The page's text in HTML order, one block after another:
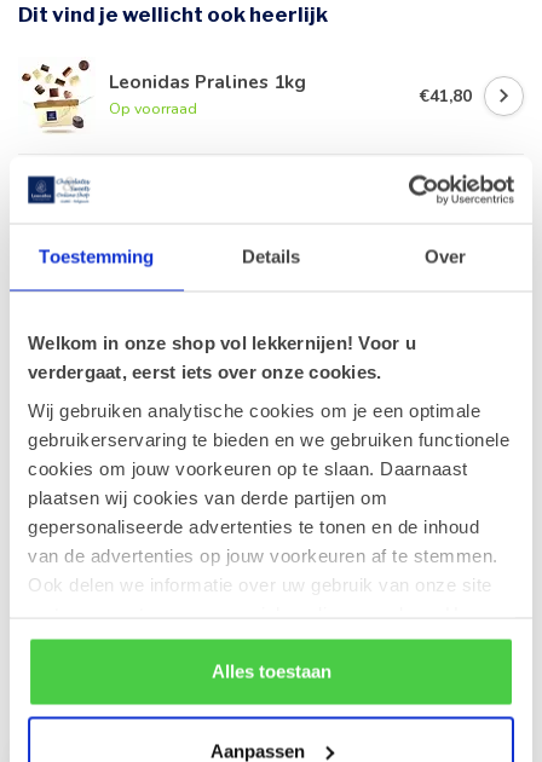
Toestemming Details Over
Welkom in onze shop vol lekkernijen! Voor u
verdergaat, eerst iets over onze cookies.
Wij gebruiken analytische cookies om je een optimale
gebruikerservaring te bieden en we gebruiken functionele
cookies om jouw voorkeuren op te slaan. Daarnaast
plaatsen wij cookies van derde partijen om
gepersonaliseerde advertenties te tonen en de inhoud
van de advertenties op jouw voorkeuren af te stemmen.
Ook delen we informatie over uw gebruik van onze site
rekening mee dat als je bepaalde cookies blokkeert, het
de correcte werking van de website kan verstoren.
Alles toestaan
Aanpassen
Dit vind je wellicht ook heerlijk
Leonidas Pralines 1kg
Op voorraad
€41,80
€41,90
Op voorraad
Leonidas 500g Pralines en fles
Rosé Wijn 75cl
Op voorraad
€39,90
Leonidas Fluweel hart (L)
€39,90